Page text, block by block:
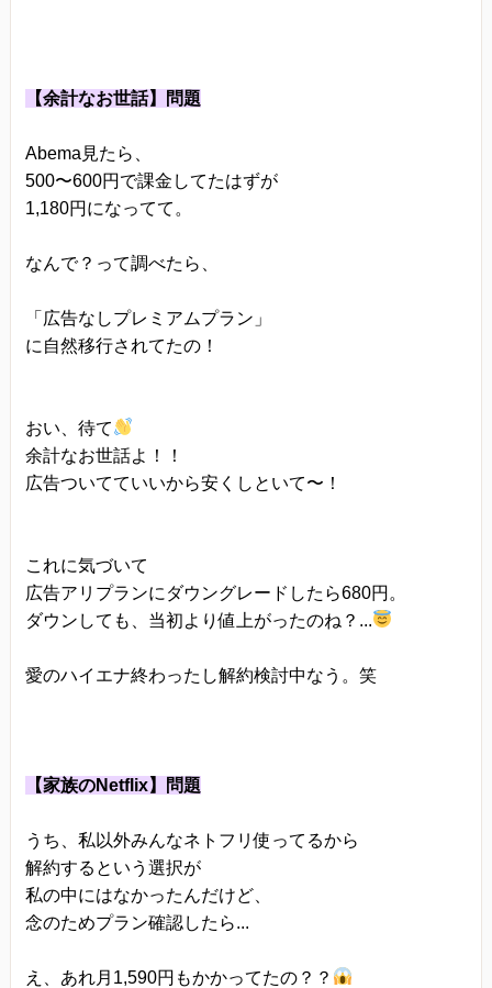
【余計なお世話】問題
Abema見たら、
500〜600円で課金してたはずが
1,180円になってて。
なんで？って調べたら、
「広告なしプレミアムプラン」
に自然移行されてたの！
おい、待て
余計なお世話よ！！
広告ついてていいから安くしといて〜！
これに気づいて
広告アリプランにダウングレードしたら680円。
ダウンしても、当初より値上がったのね？...
愛のハイエナ終わったし解約検討中なう。笑
【家族のNetflix】問題
うち、私以外みんなネトフリ使ってるから
解約するという選択が
私の中にはなかったんだけど、
念のためプラン確認したら...
え、あれ月1,590円もかかってたの？？